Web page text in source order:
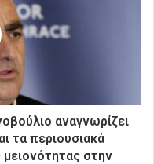
αναγνωρίζει
τα περιουσιακά
μειονότητας στην